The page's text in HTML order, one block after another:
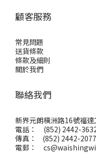
顧客服務
常見問題
送貨條款
條款及細則
關於我們
聯絡我們
新界元朗橫洲路16號福
電話： (852) 2442-
傳真： (852) 2442-2077
電郵：